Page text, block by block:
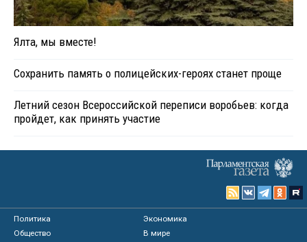
Ялта, мы вместе!
Сохранить память о полицейских-героях станет проще
Летний сезон Всероссийской переписи воробьев: когда
пройдет, как принять участие
Политика
Экономика
Общество
В мире